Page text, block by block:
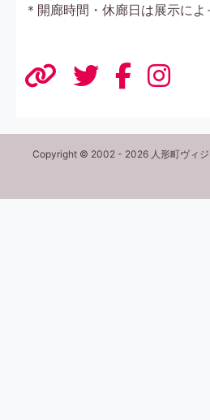
＊開廊時間・休廊日は展示によ
Copyright © 2002 - 2026 人形町ヴィジ